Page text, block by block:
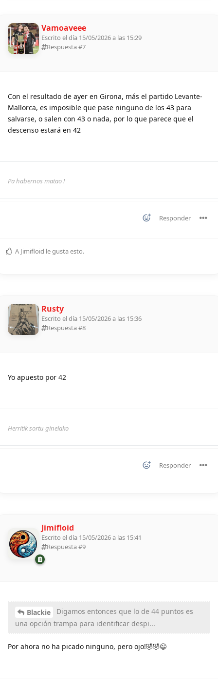
Vamoaveee
Escrito el día 15/05/2026 a las 15:29
Respuesta #7
Con el resultado de ayer en Girona, más el partido Levante-
Mallorca, es imposible que pase ninguno de los 43 para
salvarse, o salen con 43 o nada, por lo que parece que el
descenso estará en 42
Pa habernos matao !
Responder
A Jimifloid le gusta esto.
Rusty
Escrito el día 15/05/2026 a las 15:36
Respuesta #8
Yo apuesto por 42
Herritik sortu ginelako
Responder
Jimifloid
Escrito el día 15/05/2026 a las 15:41
Respuesta #9
Blackie
Digamos entonces que lo de 44 puntos es
una opción trampa para identificar despi...
Por ahora no ha picado ninguno, pero ojo!🤣🤣😉